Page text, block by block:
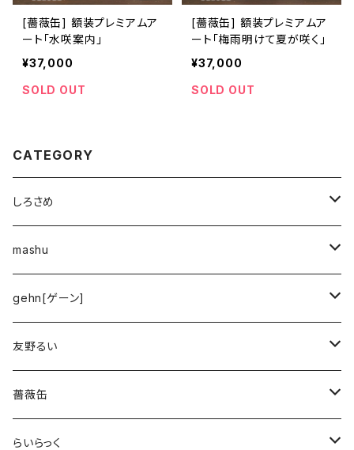
[薔薇缶] 額装プレミアムア
ート「水咲案内」
¥37,000
SOLD OUT
[薔薇缶] 額装プレミアムア
ート「梅雨明けて夏が咲く」
¥37,000
SOLD OUT
CATEGORY
しろさめ
プレミアムアート(受注生産)
アーティストグッズ
mashu
プレミアムアート[受注生産]
アーティストグッズ
gehn[ゲーン]
プレミアムアート(受注生産)
第2弾
オリジナルTシャツ
友野るい
アーティストグッズ
プレミアムアート[受注販売]
薔薇缶
プレミアムアート[受注販売]
らいらっく